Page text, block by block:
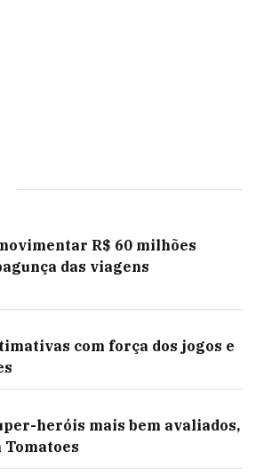
R$ 60 milhões
das viagens
com força dos jogos e
heróis mais bem avaliados,
Tomatoes